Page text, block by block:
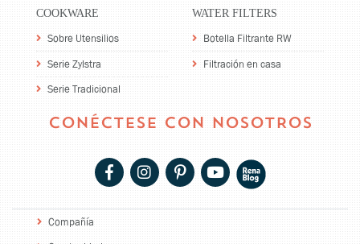
COOKWARE
Sobre Utensilios
Serie Zylstra
Serie Tradicional
WATER FILTERS
Botella Filtrante RW
Filtración en casa
CONÉCTESE CON NOSOTROS
Compañía